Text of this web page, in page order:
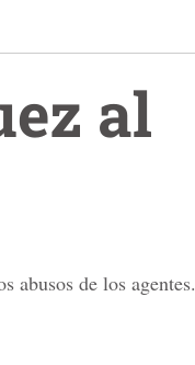
al
abusos de los agentes.